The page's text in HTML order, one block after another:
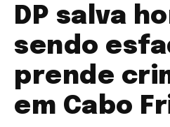
DP salva
sendo
prende
em Cabo